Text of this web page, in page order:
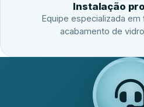
Instalação
Equipe especializada
acabamento de